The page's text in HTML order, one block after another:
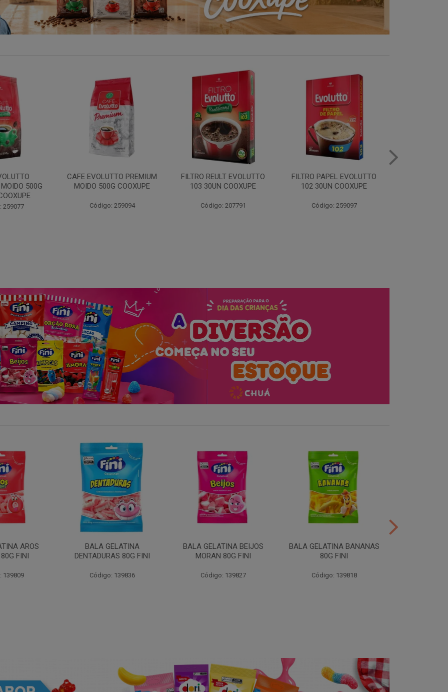
PREMIUM
COOXUPE
259094
FILTRO REULT EVOLUTTO
103 30UN COOXUPE
Código: 207791
FILTRO PAPEL EVOLUTTO
102 30UN COOXUPE
Código: 259097
FILTRO PAPEL EVOLUTTO
103 30UN COOXUPE
Código: 259098
AROS
FINI
139809
BALA GELATINA
DENTADURAS 80G FINI
Código: 139836
BALA GELATINA BEIJOS
MORAN 80G FINI
Código: 139827
BALA GELATINA BANANAS
80G FINI
Código: 139818